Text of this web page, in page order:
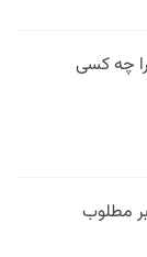
فیلتر در وقت اضافه؛ فوتبال ۳۶۰ را چه کسی
مطلوب